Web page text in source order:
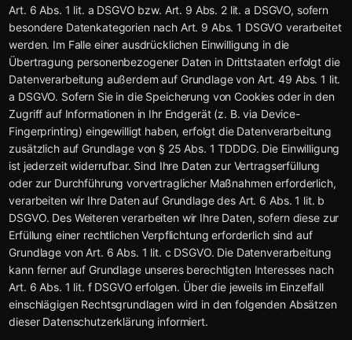
Art. 6 Abs. 1 lit. a DSGVO bzw. Art. 9 Abs. 2 lit. a DSGVO, sofern
besondere Datenkategorien nach Art. 9 Abs. 1 DSGVO verarbeitet
werden. Im Falle einer ausdrücklichen Einwilligung in die
Übertragung personenbezogener Daten in Drittstaaten erfolgt die
Datenverarbeitung außerdem auf Grundlage von Art. 49 Abs. 1 lit.
a DSGVO. Sofern Sie in die Speicherung von Cookies oder in den
Zugriff auf Informationen in Ihr Endgerät (z. B. via Device-
Fingerprinting) eingewilligt haben, erfolgt die Datenverarbeitung
zusätzlich auf Grundlage von § 25 Abs. 1 TDDDG. Die Einwilligung
ist jederzeit widerrufbar. Sind Ihre Daten zur Vertragserfüllung
oder zur Durchführung vorvertraglicher Maßnahmen erforderlich,
verarbeiten wir Ihre Daten auf Grundlage des Art. 6 Abs. 1 lit. b
DSGVO. Des Weiteren verarbeiten wir Ihre Daten, sofern diese zur
Erfüllung einer rechtlichen Verpflichtung erforderlich sind auf
Grundlage von Art. 6 Abs. 1 lit. c DSGVO. Die Datenverarbeitung
kann ferner auf Grundlage unseres berechtigten Interesses nach
Art. 6 Abs. 1 lit. f DSGVO erfolgen. Über die jeweils im Einzelfall
einschlägigen Rechtsgrundlagen wird in den folgenden Absätzen
dieser Datenschutzerklärung informiert.